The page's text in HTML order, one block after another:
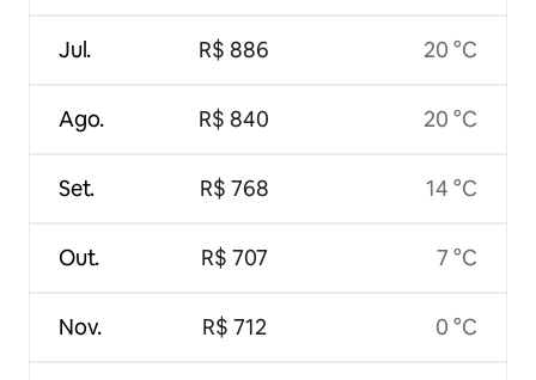
Jul.
Ago.
Set.
Out.
Nov.
R$ 886
R$ 840
R$ 768
R$ 707
R$ 712
20 °C
20 °C
14 °C
7 °C
0 °C